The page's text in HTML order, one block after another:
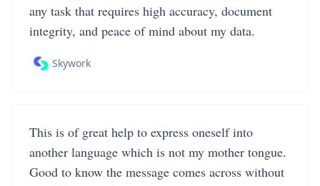
any task that requires high accuracy, document
integrity, and peace of mind about my data.
Skywork
This is of great help to express oneself into
another language which is not my mother tongue.
Good to know the message comes across without